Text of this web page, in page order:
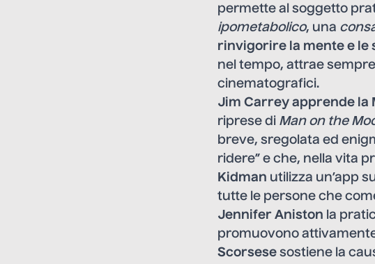
permette al soggetto
ipometabolico, una
rinvigorire la mente e le
nel tempo, attrae
cinematografici.
Jim Carrey apprende la
riprese di Man on the
breve, sregolata ed
ridere” e che, nella vita
Kidman utilizza un’app
tutte le persone che
Jennifer Aniston la
promuovono
Scorsese sostiene la